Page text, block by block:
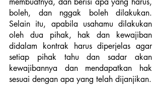
boleh, dan nggak boleh dilakukan.
Selain itu, apabila usahamu dilakukan
oleh dua pihak, hak dan kewajiban
didalam kontrak harus diperjelas agar
setiap pihak tahu dan sadar akan
kewajibannya dan mendapatkan hak
sesuai dengan apa yang telah dijanjikan.